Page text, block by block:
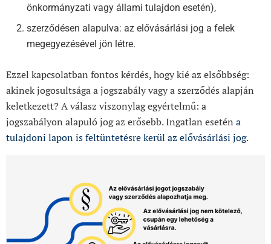
önkormányzati vagy állami tulajdon esetén),
szerződésen alapulva: az elővásárlási jog a felek
megegyezésével jön létre.
Ezzel kapcsolatban fontos kérdés, hogy kié az elsőbbség:
akinek jogosultsága a jogszabály vagy a szerződés alapján
keletkezett? A válasz viszonylag egyértelmű: a
jogszabályon alapuló jog az erősebb. Ingatlan esetén a
tulajdoni lapon is feltüntetésre kerül az elővásárlási jog.